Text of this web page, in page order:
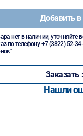
Добавить в
нет в наличии, уточняйте
по телефону+7 (3822) 52-
Заказать
Нашли